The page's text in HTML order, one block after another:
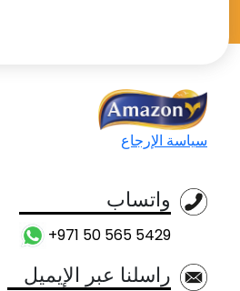
سياسة الإرجاع
واتساب
+971 50 565 5429
راسلنا عبر الإيميل